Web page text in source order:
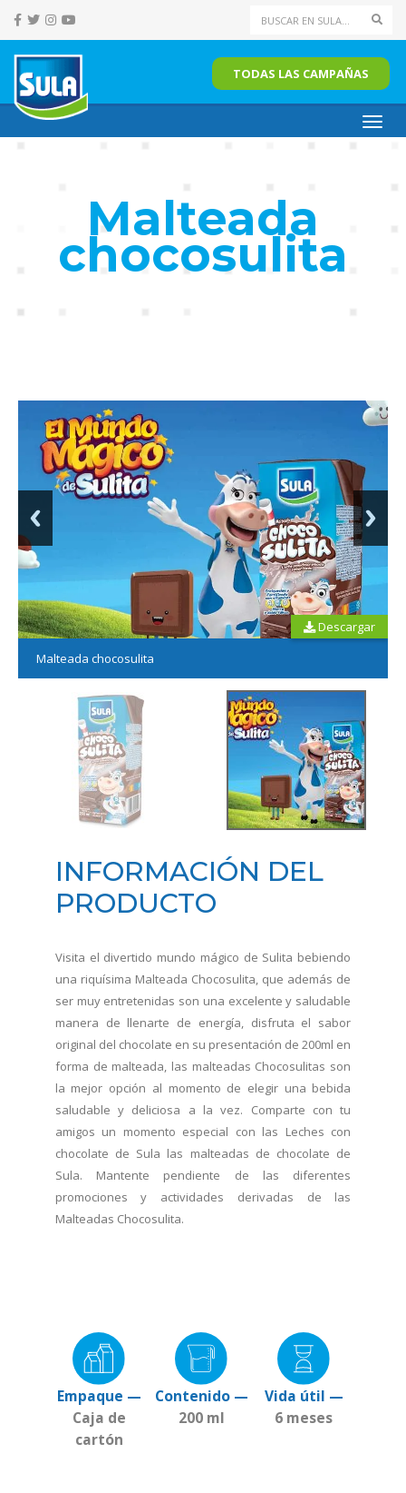
TODAS LAS CAMPAÑAS
Malteada
chocosulita
Malteada chocosulita
Descargar
INFORMACIÓN DEL
PRODUCTO
Visita el divertido mundo mágico de Sulita bebiendo
una riquísima Malteada Chocosulita, que además de
ser muy entretenidas son una excelente y saludable
manera de llenarte de energía, disfruta el sabor
original del chocolate en su presentación de 200ml en
forma de malteada, las malteadas Chocosulitas son
la mejor opción al momento de elegir una bebida
saludable y deliciosa a la vez. Comparte con tu
amigos un momento especial con las Leches con
chocolate de Sula las malteadas de chocolate de
Sula. Mantente pendiente de las diferentes
promociones y actividades derivadas de las
Malteadas Chocosulita.
Empaque —
Caja de
cartón
Contenido —
200 ml
Vida útil —
6 meses